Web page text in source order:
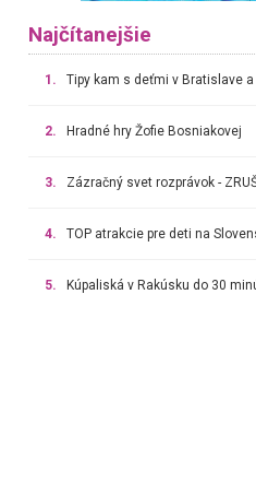
Najčítanejšie
1. Tipy kam s deťmi v Bratislave
2. Hradné hry Žofie Bosniakovej
3. Zázračný svet rozprávok -
4. TOP atrakcie pre deti na
5. Kúpaliská v Rakúsku do 30